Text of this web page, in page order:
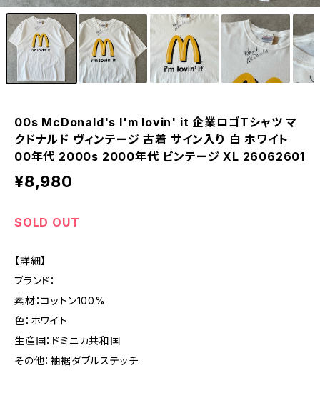
00s McDonald's I'm lovin' it 企業ロゴTシャツ マ
クドナルド ヴィンテージ 古着 サイン入り 白 ホワイト
00年代 2000s 2000年代 ビンテージ XL 26062601
¥8,980
SOLD OUT
【詳細】
ブランド：
素材：コットン100%
色：ホワイト
生産国：ドミニカ共和国
その他：袖裾ダブルステッチ